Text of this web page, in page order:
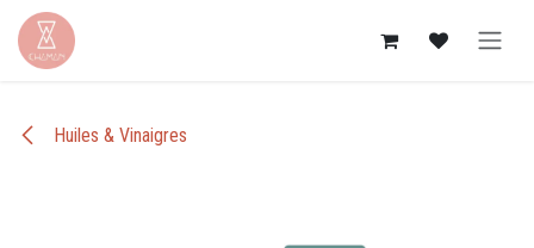
Se rendre au contenu
Huiles & Vinaigres